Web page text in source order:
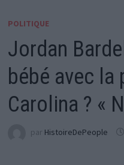
POLITIQUE
Jordan
bébé avec
Carolina ? «
par HistoireDePeople